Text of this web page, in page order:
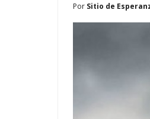
Por Sitio de